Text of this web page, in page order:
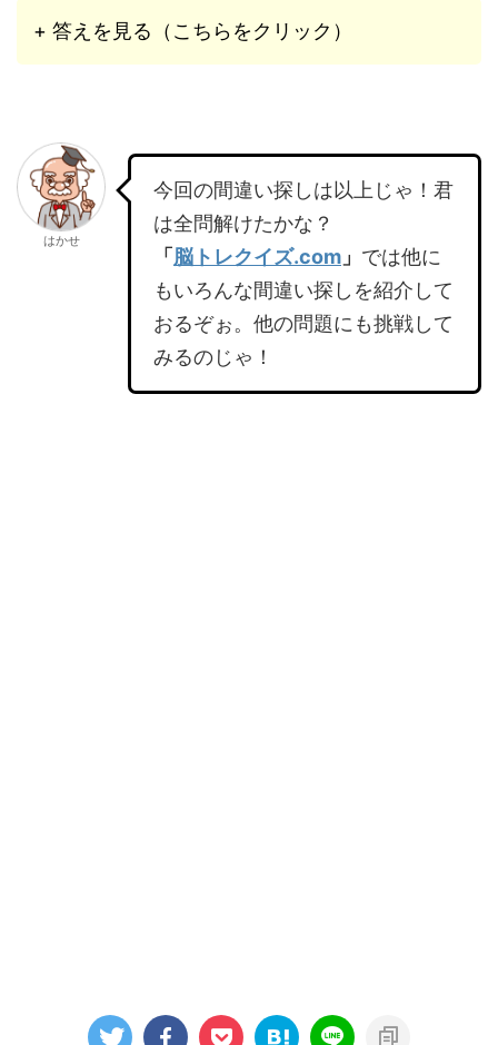
+ 答えを見る（こちらをクリック）
はかせ
今回の間違い探しは以上じゃ！君
は全問解けたかな？
「 脳トレクイズ.com 」 では他に
もいろんな間違い探しを紹介して
おるぞぉ。他の問題にも挑戦して
みるのじゃ！